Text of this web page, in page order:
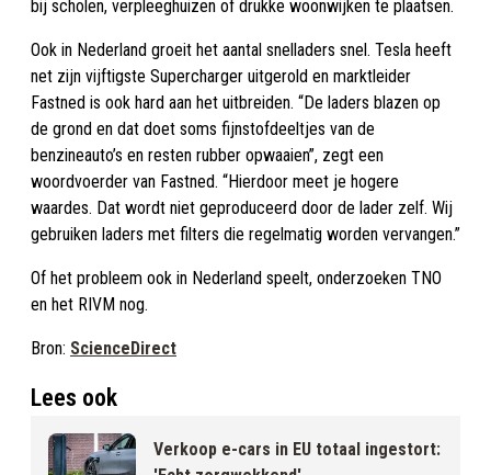
bij scholen, verpleeghuizen of drukke woonwijken te plaatsen.
Ook in Nederland groeit het aantal snelladers snel. Tesla heeft
net zijn vijftigste Supercharger uitgerold en marktleider
Fastned is ook hard aan het uitbreiden. “De laders blazen op
de grond en dat doet soms fijnstofdeeltjes van de
benzineauto’s en resten rubber opwaaien”, zegt een
woordvoerder van Fastned. “Hierdoor meet je hogere
waardes. Dat wordt niet geproduceerd door de lader zelf. Wij
gebruiken laders met filters die regelmatig worden vervangen.”
Of het probleem ook in Nederland speelt, onderzoeken TNO
en het RIVM nog.
Bron: ScienceDirect
Lees ook
Verkoop e-cars in EU totaal ingestort: